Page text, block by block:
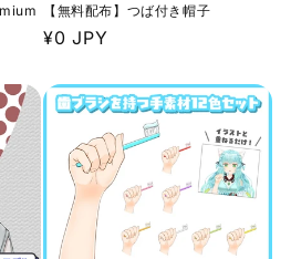
【無料配布】つば付き帽子
通
価
格
¥0 JPY